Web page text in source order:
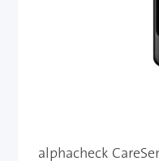
alphacheck